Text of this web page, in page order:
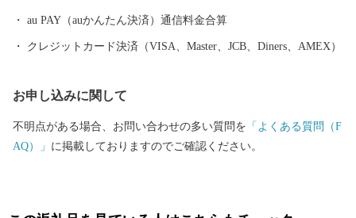
au PAY（auかんたん決済）通信料金合算
クレジットカード決済（VISA、Master、JCB、Diners、AMEX）
お申し込みに関して
不明点がある場合、お問い合わせの多い質問を 「よくある質問（F
AQ）」 に掲載しておりますのでご確認ください。